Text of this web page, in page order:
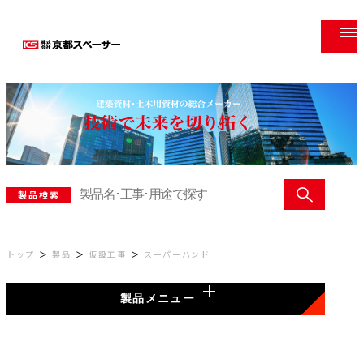
製品検索
トップ 製品 仮設工事 スーパーハンド
製品メニュー